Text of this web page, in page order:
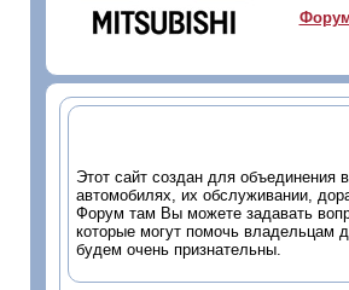
Этот сайт создан для
автомобилях, их обслуживании,
Форум там Вы можете задавать
которые могут помочь владельцам
будем очень признательны.